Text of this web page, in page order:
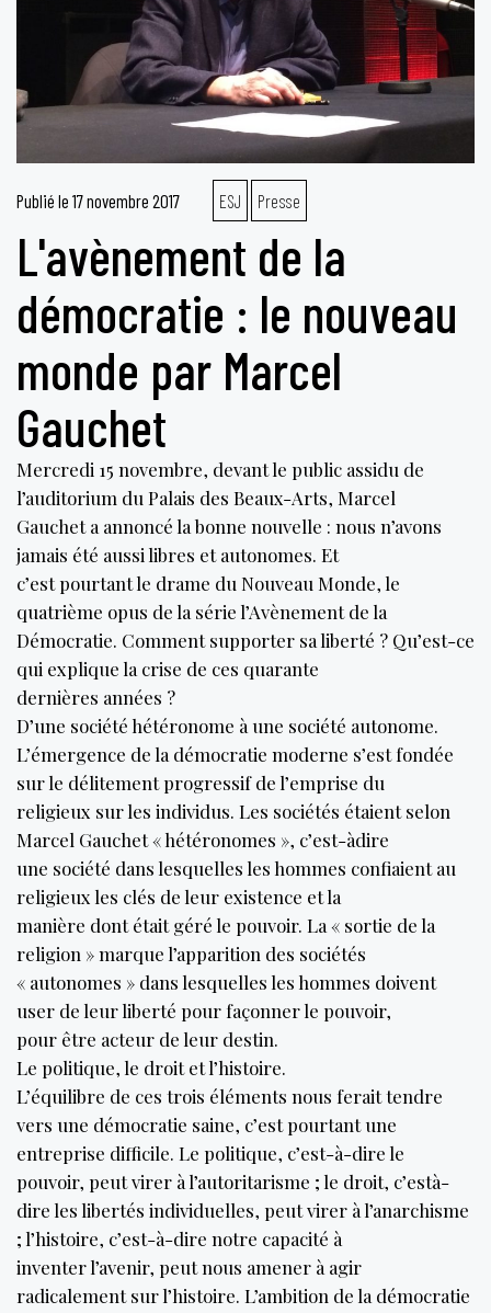
Publié le 17 novembre 2017 ESJ Presse
L'avènement de la
démocratie : le nouveau
monde par Marcel
Gauchet
Mercredi 15 novembre, devant le public assidu de
l’auditorium du Palais des Beaux-Arts, Marcel
Gauchet a annoncé la bonne nouvelle : nous n’avons
jamais été aussi libres et autonomes. Et
c’est pourtant le drame du Nouveau Monde, le
quatrième opus de la série l’Avènement de la
Démocratie. Comment supporter sa liberté ? Qu’est-ce
qui explique la crise de ces quarante
dernières années ?
D’une société hétéronome à une société autonome.
L’émergence de la démocratie moderne s’est fondée
sur le délitement progressif de l’emprise du
religieux sur les individus. Les sociétés étaient selon
Marcel Gauchet « hétéronomes », c’est-àdire
une société dans lesquelles les hommes confiaient au
religieux les clés de leur existence et la
manière dont était géré le pouvoir. La « sortie de la
religion » marque l’apparition des sociétés
« autonomes » dans lesquelles les hommes doivent
user de leur liberté pour façonner le pouvoir,
pour être acteur de leur destin.
Le politique, le droit et l’histoire.
L’équilibre de ces trois éléments nous ferait tendre
vers une démocratie saine, c’est pourtant une
entreprise difficile. Le politique, c’est-à-dire le
pouvoir, peut virer à l’autoritarisme ; le droit, c’està-
dire les libertés individuelles, peut virer à l’anarchisme
; l’histoire, c’est-à-dire notre capacité à
inventer l’avenir, peut nous amener à agir
radicalement sur l’histoire. L’ambition de la démocratie